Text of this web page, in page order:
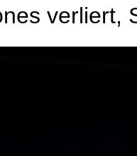
verliert,